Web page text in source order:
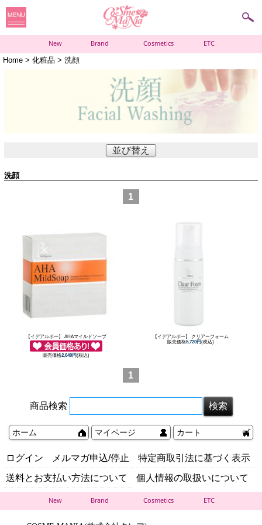
New Brand Cosmetics
ETC
Home > 化粧品 > 洗顔
並び替え
洗顔
1
【イデアルポー】 AHAマイルドソープ
販売価格2,640円(税込)
【イデアルポー】 クリアーフォーム
販売価格5,720円(税込)
1
商品検索
ホーム マイページ カート
ログイン メルマガ申込/停止
特定商取引法に基づく表示
送料とお支払い方法について
個人情報の取扱いについて
New Brand Cosmetics ETC